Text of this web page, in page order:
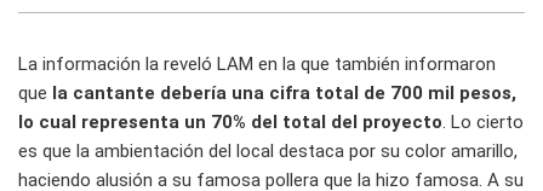
La información la reveló LAM en la que también informaron
que la cantante debería una cifra total de 700 mil pesos,
lo cual representa un 70% del total del proyecto. Lo cierto
es que la ambientación del local destaca por su color amarillo,
haciendo alusión a su famosa pollera que la hizo famosa. A su